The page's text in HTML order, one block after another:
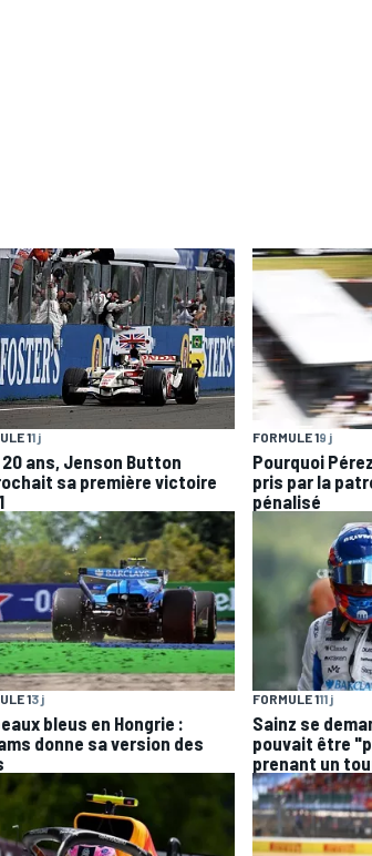
11 j
20 ans, Jenson Button
sa première victoire
FORMULE 19 j
Pourquoi
pris par la
pénalisé
13 j
bleus en Hongrie :
donne sa version des
FORMULE 111 j
Sainz se
pouvait être
prenant un